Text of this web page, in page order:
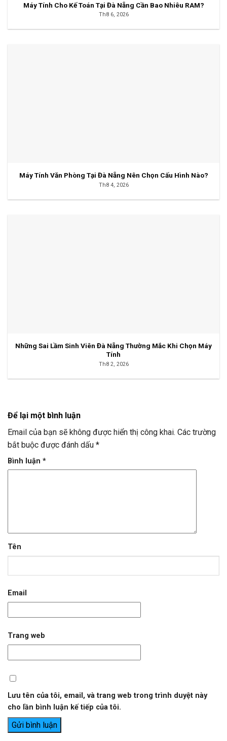
Máy Tính Cho Kế Toán Tại Đà Nẵng Cần Bao Nhiêu RAM?
Th8 6, 2026
Máy Tính Văn Phòng Tại Đà Nẵng Nên Chọn Cấu Hình Nào?
Th8 4, 2026
Những Sai Lầm Sinh Viên Đà Nẵng Thường Mắc Khi Chọn Máy
Tính
Th8 2, 2026
Để lại một bình luận
Email của bạn sẽ không được hiển thị công khai. Các trường
bắt buộc được đánh dấu *
Bình luận *
Tên
Email
Trang web
Lưu tên của tôi, email, và trang web trong trình duyệt này
cho lần bình luận kế tiếp của tôi.